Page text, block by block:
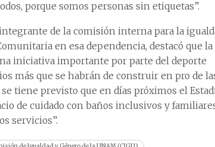
porque somos personas sin etiquetas”.
de la comisión interna para la
en esa dependencia, destacó que la
iniciativa importante por parte del deporte
más que se habrán de construir en pro de
tiene previsto que en días próximos el
de cuidado con baños inclusivos y
servicios”.